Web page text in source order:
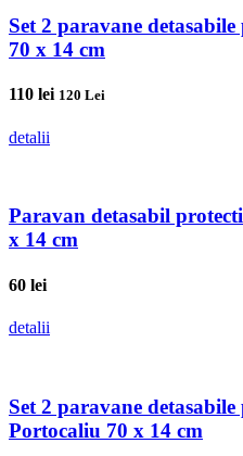
Set 2 paravane
70 x 14 cm
110 lei 120 Lei
detalii
Paravan detasabil
x 14 cm
60 lei
detalii
Set 2 paravane
Portocaliu 70 x 14 cm